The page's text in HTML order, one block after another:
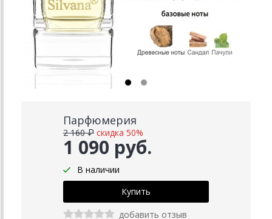
Парфюмерия
1 090 руб.
2 160 ₽ скидка 50%
В наличии
добавить отзыв